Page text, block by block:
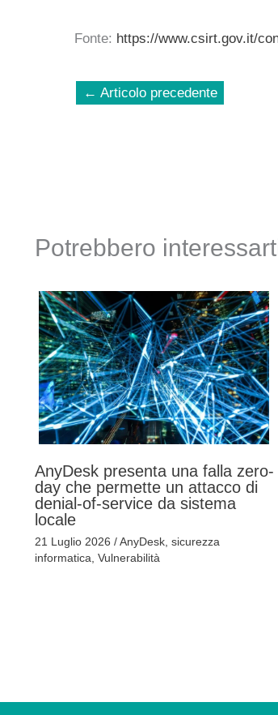
Fonte: https://www.csirt.gov.it/
← Articolo precedente
Potrebbero
AnyDesk presenta una falla zero-
day che permette un attacco di
denial-of-service da sistema
locale
21 Luglio 2026 /AnyDesk, sicurezza
informatica Vulnerabilità